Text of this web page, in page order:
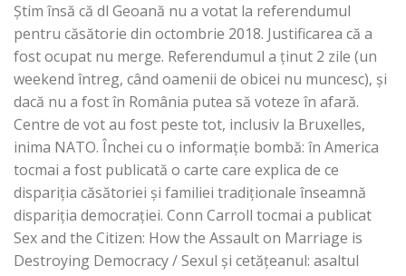
Știm însă că dl Geoană nu a votat la referendumul
pentru căsătorie din octombrie 2018. Justificarea că a
fost ocupat nu merge. Referendumul a ținut 2 zile (un
weekend întreg, când oamenii de obicei nu muncesc), și
dacă nu a fost în România putea să voteze în afară.
Centre de vot au fost peste tot, inclusiv la Bruxelles,
inima NATO. Închei cu o informație bombă: în America
tocmai a fost publicată o carte care explica de ce
dispariția căsătoriei și familiei tradiționale înseamnă
dispariția democrației. Conn Carroll tocmai a publicat
Sex and the Citizen: How the Assault on Marriage is
Destroying Democracy / Sexul și cetățeanul: asaltul